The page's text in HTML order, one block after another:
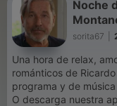
Noche
sorita67
Una hora de relax,
románticos de
programa y de música romántica en
O descarga nuestra